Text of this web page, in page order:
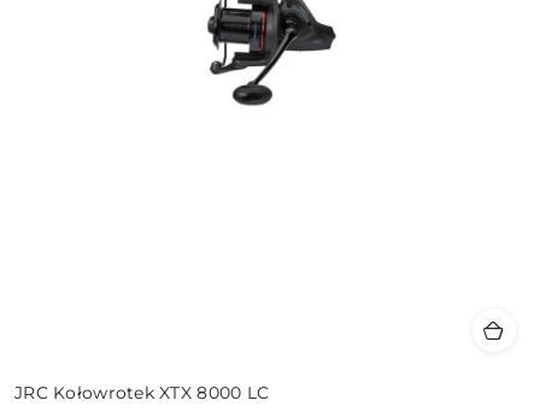
JRC Kołowrotek XTX 8000 LC